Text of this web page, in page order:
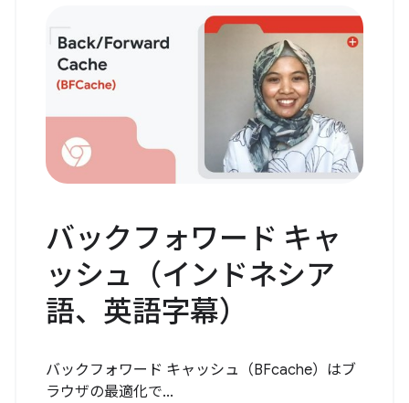
バックフォワード キャ
ッシュ（インドネシア
語、英語字幕）
バックフォワード キャッシュ（BFcache）はブ
ラウザの最適化で...